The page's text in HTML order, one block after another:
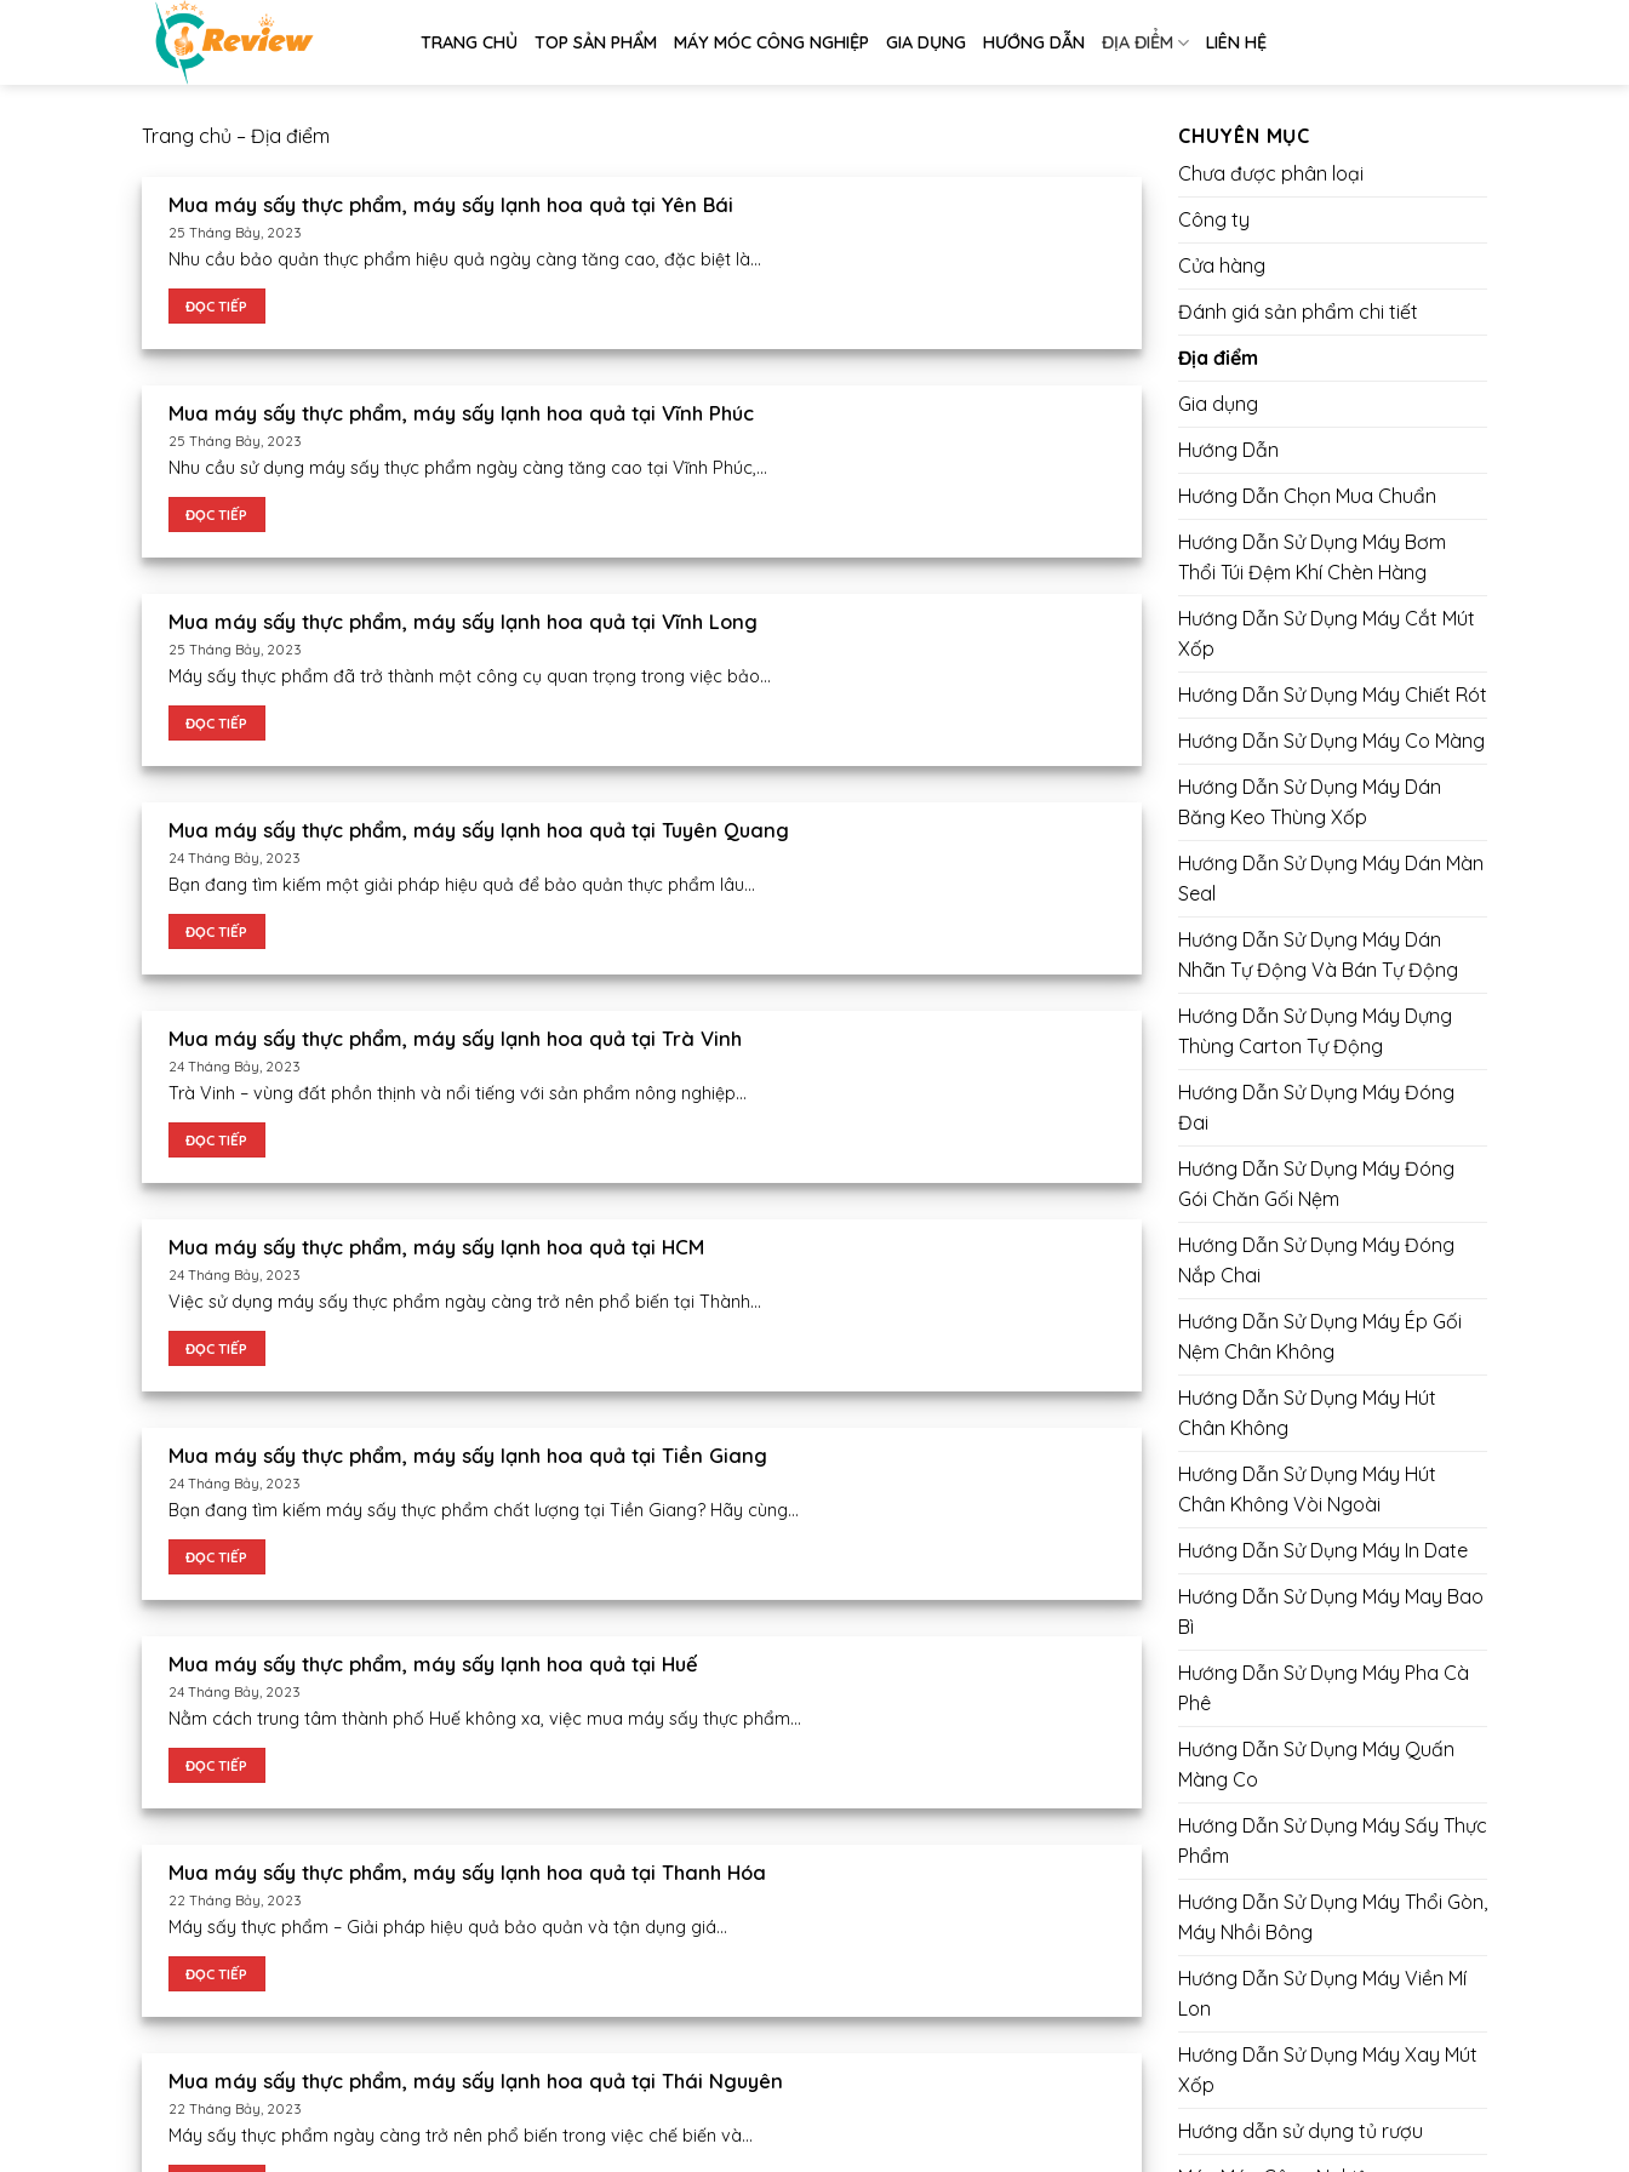
TRANG CHỦ TOP SẢN PHẨM MÁY MÓC CÔNG NGHIỆP GIA DỤNG HƯỚNG DẪN ĐỊA ĐIỂM LIÊN HỆ
Trang chủ – Địa điểm
Mua máy sấy thực phẩm, máy sấy lạnh hoa quả tại Yên Bái
25 Tháng Bảy, 2023
Nhu cầu bảo quản thực phẩm hiệu quả ngày càng tăng cao, đặc biệt là...
ĐỌC TIẾP
Mua máy sấy thực phẩm, máy sấy lạnh hoa quả tại Vĩnh Phúc
25 Tháng Bảy, 2023
Nhu cầu sử dụng máy sấy thực phẩm ngày càng tăng cao tại Vĩnh Phúc,...
ĐỌC TIẾP
Mua máy sấy thực phẩm, máy sấy lạnh hoa quả tại Vĩnh Long
25 Tháng Bảy, 2023
Máy sấy thực phẩm đã trở thành một công cụ quan trọng trong việc bảo...
ĐỌC TIẾP
Mua máy sấy thực phẩm, máy sấy lạnh hoa quả tại Tuyên Quang
24 Tháng Bảy, 2023
Bạn đang tìm kiếm một giải pháp hiệu quả để bảo quản thực phẩm lâu...
ĐỌC TIẾP
Mua máy sấy thực phẩm, máy sấy lạnh hoa quả tại Trà Vinh
24 Tháng Bảy, 2023
Trà Vinh – vùng đất phồn thịnh và nổi tiếng với sản phẩm nông nghiệp...
ĐỌC TIẾP
Mua máy sấy thực phẩm, máy sấy lạnh hoa quả tại HCM
24 Tháng Bảy, 2023
Việc sử dụng máy sấy thực phẩm ngày càng trở nên phổ biến tại Thành...
ĐỌC TIẾP
Mua máy sấy thực phẩm, máy sấy lạnh hoa quả tại Tiền Giang
24 Tháng Bảy, 2023
Bạn đang tìm kiếm máy sấy thực phẩm chất lượng tại Tiền Giang? Hãy cùng...
ĐỌC TIẾP
Mua máy sấy thực phẩm, máy sấy lạnh hoa quả tại Huế
24 Tháng Bảy, 2023
Nằm cách trung tâm thành phố Huế không xa, việc mua máy sấy thực phẩm...
ĐỌC TIẾP
Mua máy sấy thực phẩm, máy sấy lạnh hoa quả tại Thanh Hóa
22 Tháng Bảy, 2023
Máy sấy thực phẩm – Giải pháp hiệu quả bảo quản và tận dụng giá...
ĐỌC TIẾP
Mua máy sấy thực phẩm, máy sấy lạnh hoa quả tại Thái Nguyên
22 Tháng Bảy, 2023
Máy sấy thực phẩm ngày càng trở nên phổ biến trong việc chế biến và...
CHUYÊN MỤC
Chưa được phân loại
Công ty
Cửa hàng
Đánh giá sản phẩm chi tiết
Địa điểm
Gia dụng
Hướng Dẫn
Hướng Dẫn Chọn Mua Chuẩn
Hướng Dẫn Sử Dụng Máy Bơm
Thổi Túi Đệm Khí Chèn Hàng
Hướng Dẫn Sử Dụng Máy Cắt Mút
Xốp
Hướng Dẫn Sử Dụng Máy Chiết Rót
Hướng Dẫn Sử Dụng Máy Co Màng
Hướng Dẫn Sử Dụng Máy Dán
Băng Keo Thùng Xốp
Hướng Dẫn Sử Dụng Máy Dán Màn
Seal
Hướng Dẫn Sử Dụng Máy Dán
Nhãn Tự Động Và Bán Tự Động
Hướng Dẫn Sử Dụng Máy Dựng
Thùng Carton Tự Động
Hướng Dẫn Sử Dụng Máy Đóng
Đai
Hướng Dẫn Sử Dụng Máy Đóng
Gói Chăn Gối Nệm
Hướng Dẫn Sử Dụng Máy Đóng
Nắp Chai
Hướng Dẫn Sử Dụng Máy Ép Gối
Nệm Chân Không
Hướng Dẫn Sử Dụng Máy Hút
Chân Không
Hướng Dẫn Sử Dụng Máy Hút
Chân Không Vòi Ngoài
Hướng Dẫn Sử Dụng Máy In Date
Hướng Dẫn Sử Dụng Máy May Bao
Bì
Hướng Dẫn Sử Dụng Máy Pha Cà
Phê
Hướng Dẫn Sử Dụng Máy Quấn
Màng Co
Hướng Dẫn Sử Dụng Máy Sấy Thực
Phẩm
Hướng Dẫn Sử Dụng Máy Thổi Gòn,
Máy Nhồi Bông
Hướng Dẫn Sử Dụng Máy Viền Mí
Lon
Hướng Dẫn Sử Dụng Máy Xay Mút
Xốp
Hướng dẫn sử dụng tủ rượu